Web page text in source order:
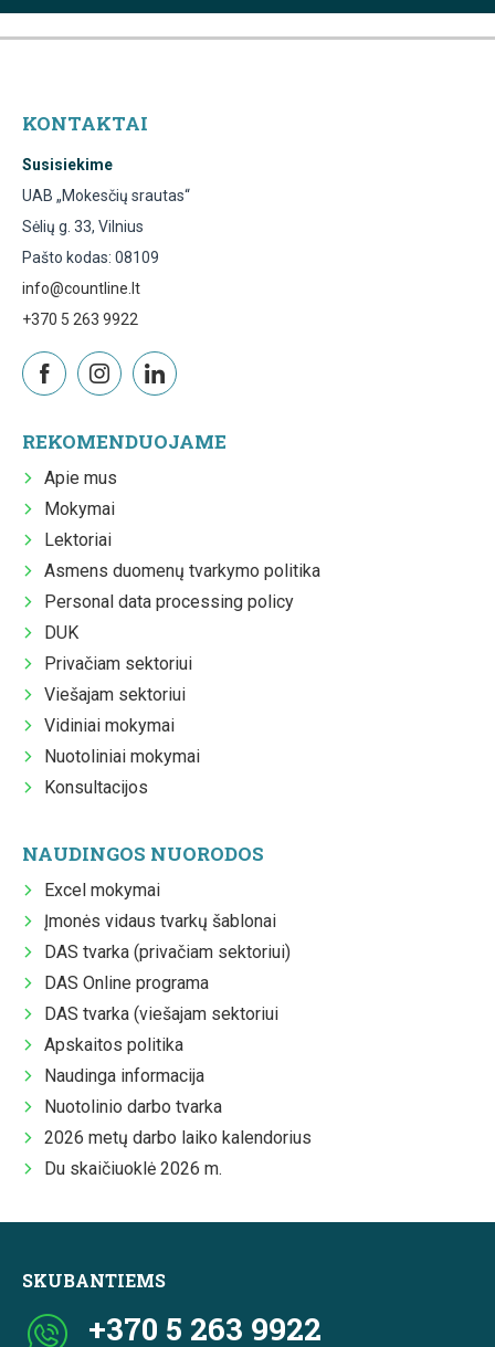
KONTAKTAI
Susisiekime
UAB „Mokesčių srautas“
Sėlių g. 33, Vilnius
Pašto kodas: 08109
info@countline.lt
+370 5 263 9922
REKOMENDUOJAME
Apie mus
Mokymai
Lektoriai
Asmens duomenų tvarkymo politika
Personal data processing policy
DUK
Privačiam sektoriui
Viešajam sektoriui
Vidiniai mokymai
Nuotoliniai mokymai
Konsultacijos
NAUDINGOS NUORODOS
Excel mokymai
Įmonės vidaus tvarkų šablonai
DAS tvarka (privačiam sektoriui)
DAS Online programa
DAS tvarka (viešajam sektoriui
Apskaitos politika
Naudinga informacija
Nuotolinio darbo tvarka
2026 metų darbo laiko kalendorius
Du skaičiuoklė 2026 m.
SKUBANTIEMS
+370 5 263 9922